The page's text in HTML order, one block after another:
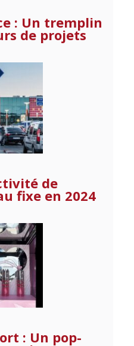
: Un tremplin
de projets
de
fixe en 2024
: Un pop-